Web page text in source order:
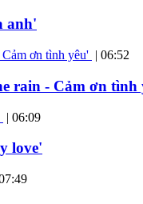
anh'
| 06:52
rain - Cảm ơn tình
| 06:09
love'